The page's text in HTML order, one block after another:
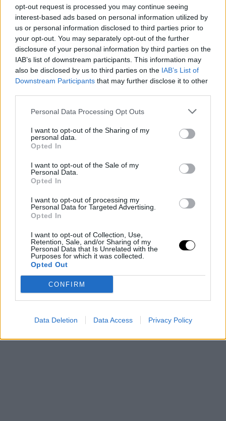
opt-out request is processed you may continue seeing
interest-based ads based on personal information utilized by
us or personal information disclosed to third parties prior to
your opt-out. You may separately opt-out of the further
disclosure of your personal information by third parties on the
IAB’s list of downstream participants. This information may
also be disclosed by us to third parties on the IAB’s List of
Downstream Participants that may further disclose it to other
Personal Data Processing Opt Outs
I want to opt-out of the Sharing of my
personal data.
Opted In
I want to opt-out of the Sale of my
Personal Data.
Opted In
I want to opt-out of processing my
Personal Data for Targeted Advertising.
Opted In
I want to opt-out of Collection, Use,
Retention, Sale, and/or Sharing of my
Personal Data that Is Unrelated with the
Purposes for which it was collected.
Opted Out
CONFIRM
Data Deletion Data Access Privacy Policy
Φωτογραφία: Cntraveller
χτίστηκε το 1858. Έπιπλα αντίκες συνδυάζονται με σύγχρονα
κομμάτια, μαρμάρινα τζάκια και εντυπωσιακούς πολυέλεους.
Τεράστιοι χώροι και πολύ φως, μεγάλα μπαλκόνια και θέα